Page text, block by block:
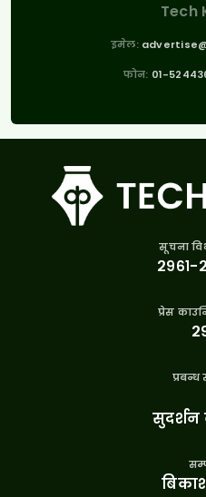
Tech
इमेल:
फोन: 01-
सूचना
२९६१-
प्रेस
सुदर्शन